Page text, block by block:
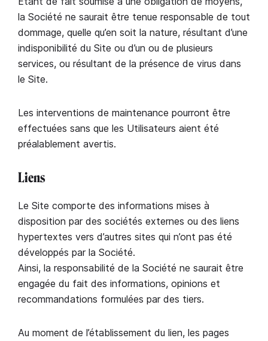
la Société ne saurait être tenue responsable de tout
dommage, quelle qu’en soit la nature, résultant d’une
indisponibilité du Site ou d’un ou de plusieurs
services, ou résultant de la présence de virus dans
le Site.
Les interventions de maintenance pourront être
effectuées sans que les Utilisateurs aient été
préalablement avertis.
Liens
Le Site comporte des informations mises à
disposition par des sociétés externes ou des liens
hypertextes vers d’autres sites qui n’ont pas été
développés par la Société.
Ainsi, la responsabilité de la Société ne saurait être
engagée du fait des informations, opinions et
recommandations formulées par des tiers.
Au moment de l’établissement du lien, les pages